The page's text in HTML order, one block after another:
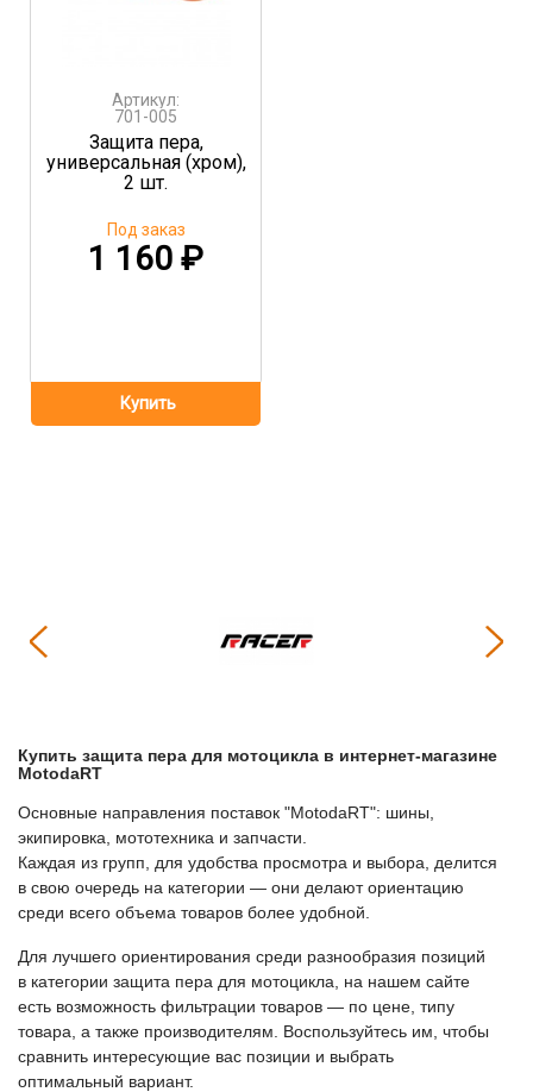
Артикул:
701-005
Защита пера,
универсальная (хром),
2 шт.
1 160 ₽
Под заказ
Купить Защита пера для мотоцикла в интернет-магазине
МоtodaRT
Основные направления поставок "МоtodaRT": шины,
экипировка, мототехника и запчасти.
Каждая из групп, для удобства просмотра и выбора, делится
в свою очередь на категории — они делают ориентацию
среди всего объема товаров более удобной.
Для лучшего ориентирования среди разнообразия позиций
в категории
Защита пера для мотоцикла , на нашем сайте
есть возможность фильтрации товаров — по цене, типу
товара, а также производителям. Воспользуйтесь им, чтобы
сравнить интересующие вас позиции и выбрать
оптимальный вариант.